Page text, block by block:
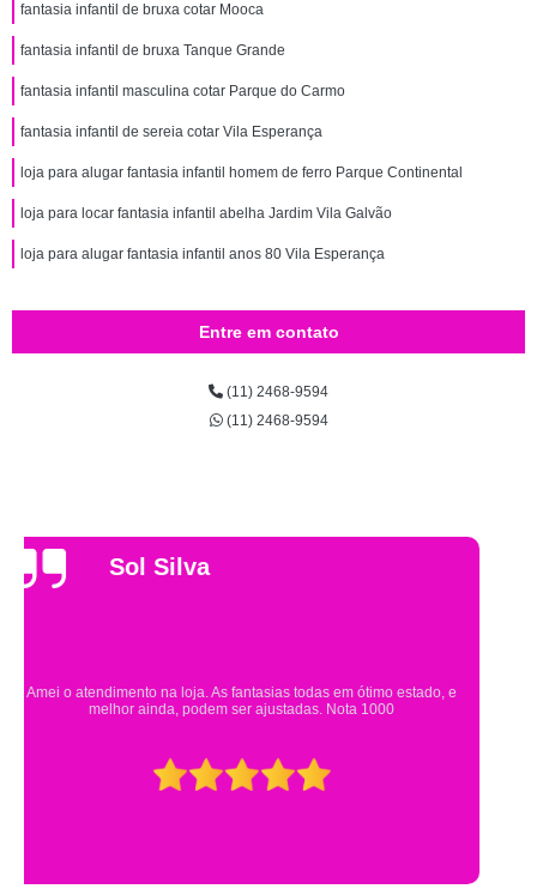
fantasia infantil de bruxa cotar Mooca
fantasia infantil de bruxa Tanque Grande
fantasia infantil masculina cotar Parque do Carmo
fantasia infantil de sereia cotar Vila Esperança
loja para alugar fantasia infantil homem de ferro Parque Continental
loja para locar fantasia infantil abelha Jardim Vila Galvão
loja para alugar fantasia infantil anos 80 Vila Esperança
Entre em contato
(11) 2468-9594
(11) 2468-9594
Gsutavo Pinto
Pesquisei em mais de 20 lojas e só encontrei a fantasia de meu filho na
Eureka. Cheguei praticamente no horário em que estavam fechando e
mesmo assim fui muito bem atendido.